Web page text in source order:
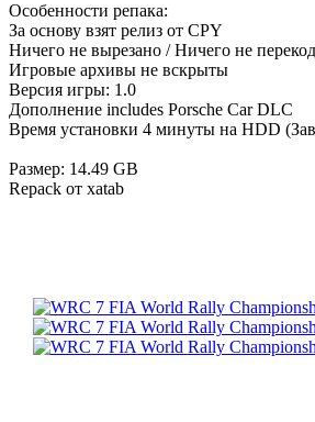
Особенности репака:
За основу взят релиз от CPY
Ничего не вырезано / Ничего не
Игровые архивы не вскрыты
Версия игры: 1.0
Дополнение includes Porsche Car DLC
Время установки 4 минуты на HDD
Размер: 14.49 GB
Repack от xatab